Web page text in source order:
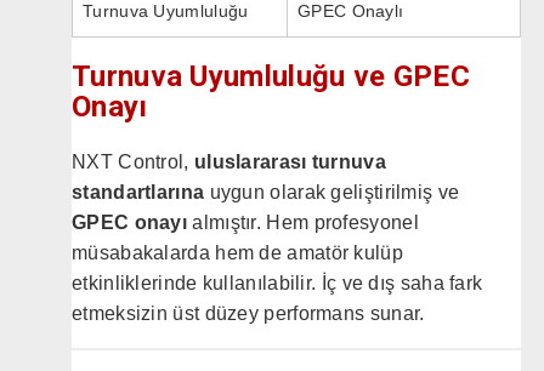
Turnuva Uyumluluğu GPEC Onaylı
Turnuva Uyumluluğu ve GPEC
Onayı
NXT Control, uluslararası turnuva
standartlarına uygun olarak geliştirilmiş ve
GPEC onayı almıştır. Hem profesyonel
müsabakalarda hem de amatör kulüp
etkinliklerinde kullanılabilir. İç ve dış saha fark
etmeksizin üst düzey performans sunar.